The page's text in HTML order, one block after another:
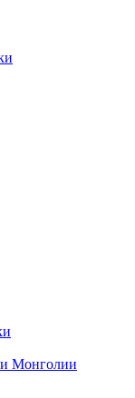
и Монголии